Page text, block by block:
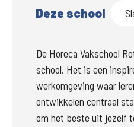
Deze school
De Horeca Vakschool
school. Het is een
werkomgeving waar
ontwikkelen centraal
om het beste uit jezelf